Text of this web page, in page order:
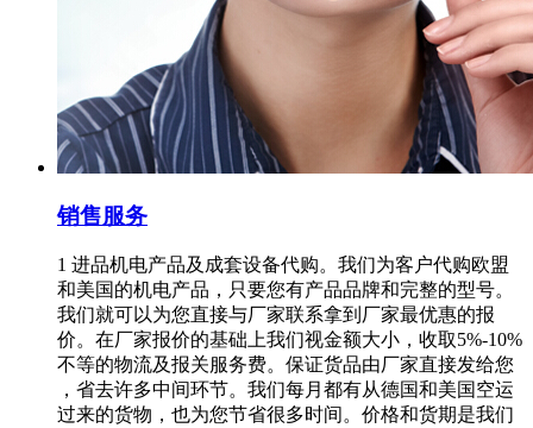
销售服务
1 进品机电产品及成套设备代购。我们为客户代购欧盟
和美国的机电产品，只要您有产品品牌和完整的型号。
我们就可以为您直接与厂家联系拿到厂家最优惠的报
价。在厂家报价的基础上我们视金额大小，收取5%-10%
不等的物流及报关服务费。保证货品由厂家直接发给您
，省去许多中间环节。我们每月都有从德国和美国空运
过来的货物，也为您节省很多时间。价格和货期是我们